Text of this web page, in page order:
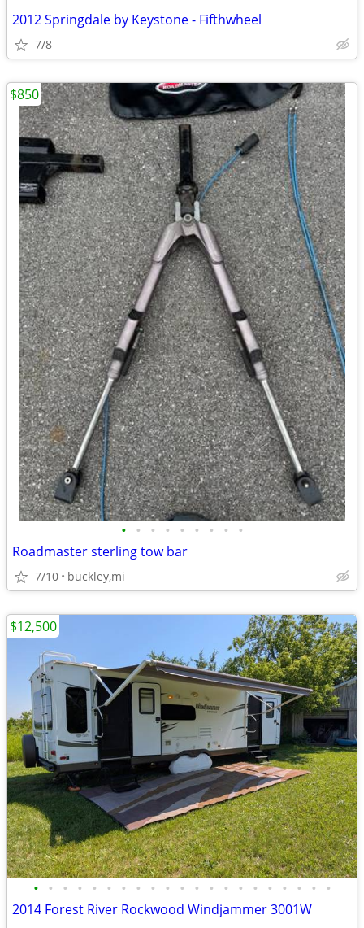
2012 Springdale by Keystone - Fifthwheel
7/8
• • • • • • • • •
Roadmaster sterling tow bar
7/10 buckley,mi
$850
• • • • • • • • • • • • • • • • • • • • •
2014 Forest River Rockwood Windjammer 3001W
$12,500